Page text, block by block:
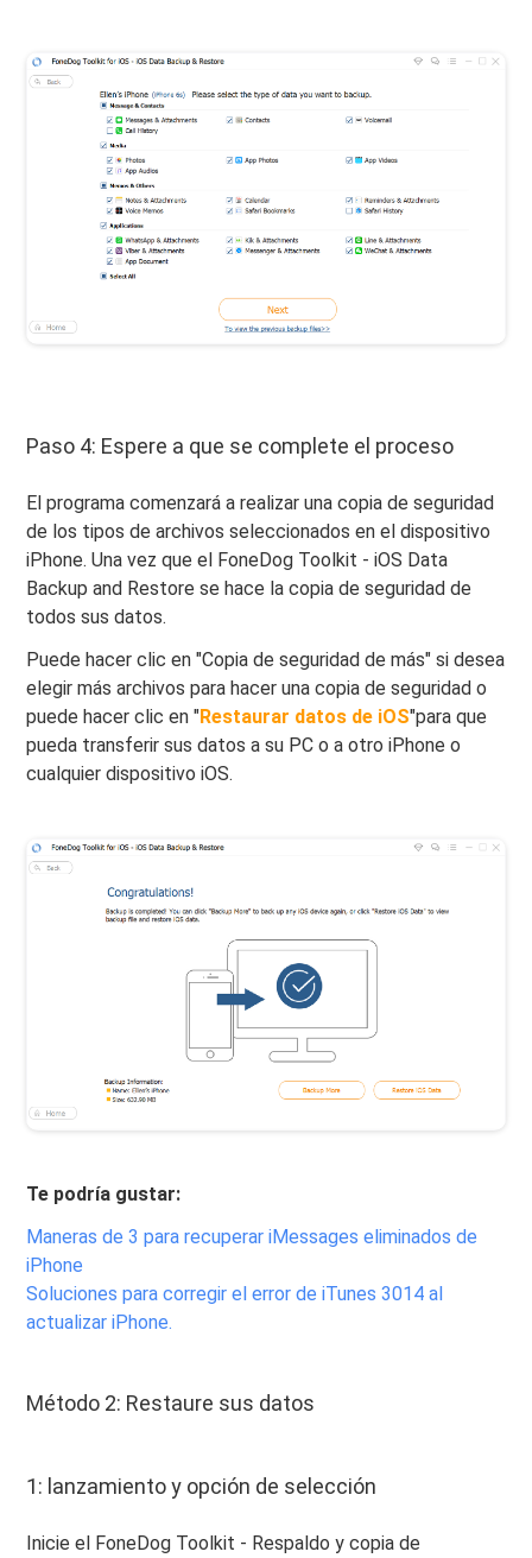
Paso 4: Espere a que se complete el proceso
El programa comenzará a realizar una copia de seguridad
de los tipos de archivos seleccionados en el dispositivo
iPhone. Una vez que el FoneDog Toolkit - iOS Data
Backup and Restore se hace la copia de seguridad de
todos sus datos.
Puede hacer clic en "Copia de seguridad de más" si desea
elegir más archivos para hacer una copia de seguridad o
puede hacer clic en "Restaurar datos de iOS"para que
pueda transferir sus datos a su PC o a otro iPhone o
cualquier dispositivo iOS.
Te podría gustar:
Maneras de 3 para recuperar iMessages eliminados de
iPhone
Soluciones para corregir el error de iTunes 3014 al
actualizar iPhone.
Método 2: Restaure sus datos
1: lanzamiento y opción de selección
Inicie el FoneDog Toolkit - Respaldo y copia de